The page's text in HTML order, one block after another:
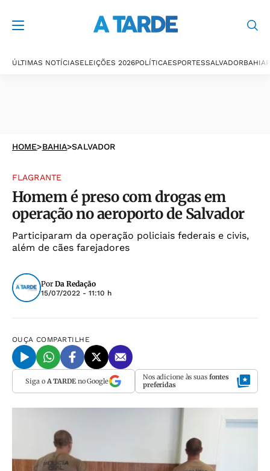
ÚLTIMAS NOTÍCIASELEIÇÕES 2026POLÍTICAESPORTESSALVADORBAHIA
HOME>BAHIA>SALVADOR
FLAGRANTE
Homem é preso com drogas em
operação no aeroporto de Salvador
Participaram da operação policiais federais e civis,
além de cães farejadores
Por Da Redação
15/07/2022 - 11:10 h
OUÇA COMPARTILHE
Siga o A TARDEno Google Nos adicione às suas fontes
preferidas